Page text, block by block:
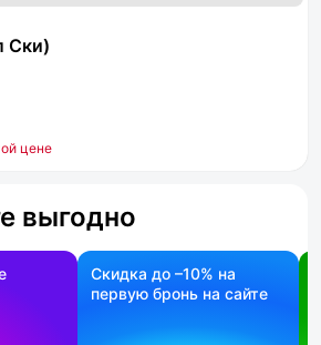
Ски)
цене
выгодно
Скидка до –10% на
первую бронь на сайте